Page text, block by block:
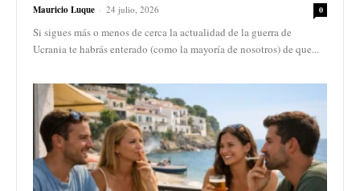
Mauricio Luque - 24 julio, 2026 0
Si sigues más o menos de cerca la actualidad de la guerra de
Ucrania te habrás enterado (como la mayoría de nosotros) de que...